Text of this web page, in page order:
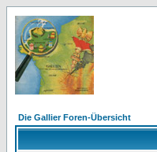
Die Gallier Foren-Übersicht